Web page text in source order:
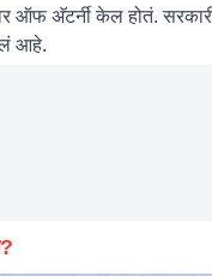
ऑफ अ‌ॅटर्नी केल होतं.
आहे.